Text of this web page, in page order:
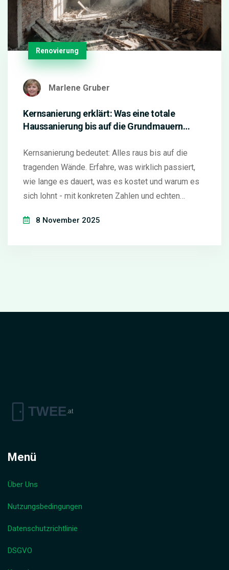
Renovierung
Marlene Gruber
Kernsanierung erklärt: Was eine totale
Haussanierung bis auf die Grundmauern
Kernsanierung bedeutet: Alles raus bis auf die
tragenden Wände. Erfahre, was wirklich passiert,
wie lange es dauert, was es kostet und warum es
sich lohnt - mit konkreten Zahlen und echten
8 November 2025
Menü
Über Uns
Nutzungsbedingungen
Datenschutzrichtlinie
DSGVO